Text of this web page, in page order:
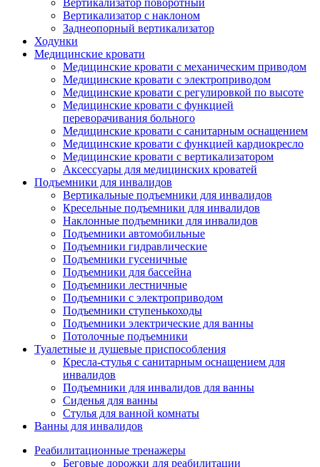
Вертикализатор поворотный
Вертикализатор с наклоном
Заднеопорный вертикализатор
Ходунки
Медицинские кровати
Медицинские кровати с механическим приводом
Медицинские кровати с электроприводом
Медицинские кровати с регулировкой по высоте
Медицинские кровати с функцией
переворачивания больного
Медицинские кровати с санитарным оснащением
Медицинские кровати с функцией кардиокресло
Медицинские кровати с вертикализатором
Аксессуары для медицинских кроватей
Подъемники для инвалидов
Вертикальные подъемники для инвалидов
Кресельные подъемники для инвалидов
Наклонные подъемники для инвалидов
Подъемники автомобильные
Подъемники гидравлические
Подъемники гусеничные
Подъемники для бассейна
Подъемники лестничные
Подъемники с электроприводом
Подъемники ступенькоходы
Подъемники электрические для ванны
Потолочные подъемники
Туалетные и душевые приспособления
Кресла-стулья с санитарным оснащением для
инвалидов
Подъемники для инвалидов для ванны
Сиденья для ванны
Стулья для ванной комнаты
Ванны для инвалидов
Реабилитационные тренажеры
Беговые дорожки для реабилитации